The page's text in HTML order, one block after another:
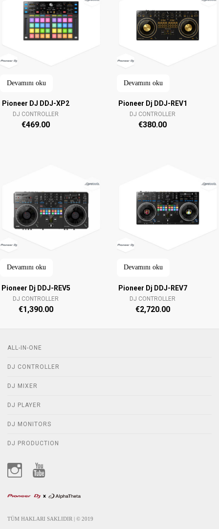
Devamını oku
Pioneer DJ DDJ-XP2
DJ CONTROLLER
€469.00
Devamını oku
Pioneer Dj DDJ-REV1
DJ CONTROLLER
€380.00
Devamını oku
Pioneer Dj DDJ-REV5
DJ CONTROLLER
€1,390.00
Devamını oku
Pioneer Dj DDJ-REV7
DJ CONTROLLER
€2,720.00
TÜM HAKLARI SAKLIDIR | © 2019
ALL-IN-ONE
DJ CONTROLLER
DJ MIXER
DJ PLAYER
DJ MONITORS
DJ PRODUCTION